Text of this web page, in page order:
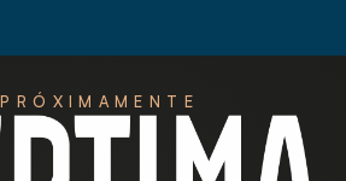
PRÓXIMAMENTE